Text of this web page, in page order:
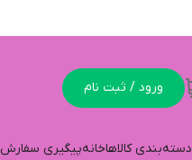
ورود / ثبت نام
دسته‌بندی کالاهاخانهپیگیری سفارش